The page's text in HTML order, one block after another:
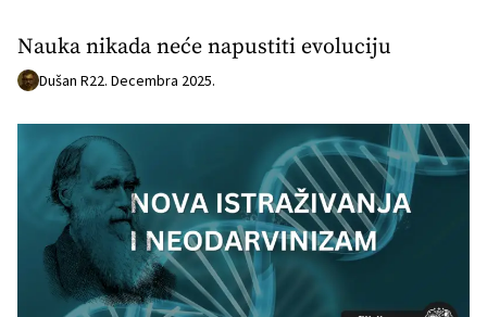
Nauka nikada neće napustiti evoluciju
Dušan R22. Decembra 2025.